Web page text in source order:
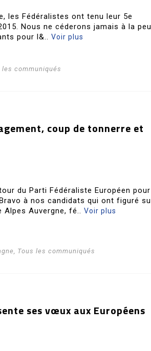
les Fédéralistes ont tenu leur 5e
Nous ne céderons jamais à la
pour l&.. Voir plus
les communiqués
coup de tonnerre et
du Parti Fédéraliste Européen pour
à nos candidats qui ont figuré
Auvergne, fé.. Voir plus
Tous les communiqués
ses vœux aux Européens